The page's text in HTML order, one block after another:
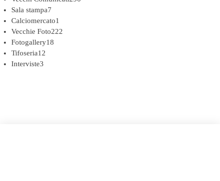
Sala stampa7
Calciomercato1
Vecchie Foto222
Fotogallery18
Tifoseria12
Interviste3